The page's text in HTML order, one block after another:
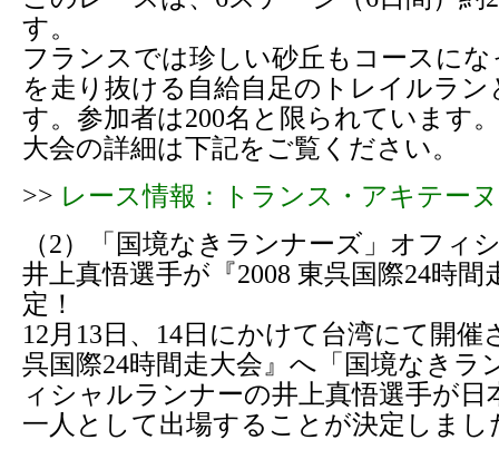
す。
フランスでは珍しい砂丘もコースに
を走り抜ける自給自足のトレイルラン
す。参加者は200名と限られています。
大会の詳細は下記をご覧ください。
>> レース情報：トランス・アキテーヌ
（2）「国境なきランナーズ」オフィ
井上真悟選手が『2008 東呉国際24時間
定！
12月13日、14日にかけて台湾にて開催
呉国際24時間走大会』へ「国境なきラ
ィシャルランナーの井上真悟選手が日
一人として出場することが決定しまし